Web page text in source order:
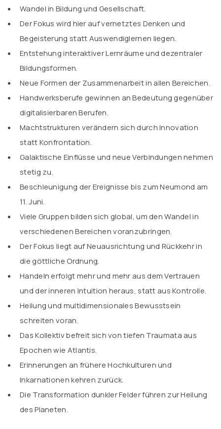
Wandel in Bildung und Gesellschaft.
Der Fokus wird hier auf vernetztes Denken und
Begeisterung statt Auswendiglernen liegen.
Entstehung interaktiver Lernräume und dezentraler
Bildungsformen.
Neue Formen der Zusammenarbeit in allen Bereichen.
Handwerksberufe gewinnen an Bedeutung gegenüber
digitalisierbaren Berufen.
Machtstrukturen verändern sich durch Innovation
statt Konfrontation.
Galaktische Einflüsse und neue Verbindungen nehmen
stetig zu.
Beschleunigung der Ereignisse bis zum Neumond am
11. Juni.
Viele Gruppen bilden sich global, um den Wandel in
verschiedenen Bereichen voranzubringen.
Der Fokus liegt auf Neuausrichtung und Rückkehr in
die göttliche Ordnung.
Handeln erfolgt mehr und mehr aus dem Vertrauen
und der inneren Intuition heraus, statt aus Kontrolle.
Heilung und multidimensionales Bewusstsein
schreiten voran.
Das Kollektiv befreit sich von tiefen Traumata aus
Epochen wie Atlantis.
Erinnerungen an frühere Hochkulturen und
Inkarnationen kehren zurück.
Die Transformation dunkler Felder führen zur Heilung
des Planeten.